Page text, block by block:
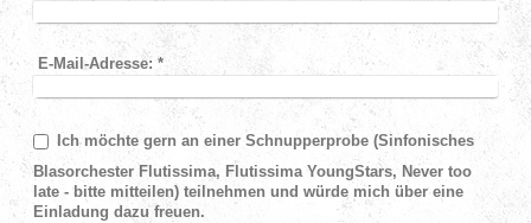
E-Mail-Adresse: *
Ich möchte gern an einer Schnupperprobe (Sinfonisches
Blasorchester Flutissima, Flutissima YoungStars, Never too
late - bitte mitteilen) teilnehmen und würde mich über eine
Einladung dazu freuen.